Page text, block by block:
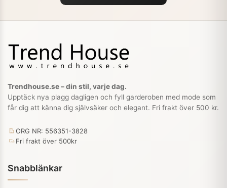
Trendhouse.se – din stil, varje dag.
Upptäck nya plagg dagligen och fyll garderoben med mode som
får dig att känna dig självsäker och elegant. Fri frakt över 500 kr.
ORG NR: 556351-3828
Fri frakt över 500kr
Snabblänkar